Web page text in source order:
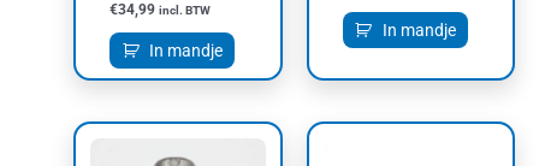
€34,99 incl. BTW
In mandje
In mandje